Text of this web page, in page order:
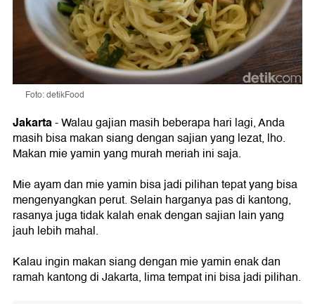
Foto: detikFood
Jakarta- Walau gajian masih beberapa hari lagi, Anda
masih bisa makan siang dengan sajian yang lezat, lho.
Makan mie yamin yang murah meriah ini saja.
Mie ayam dan mie yamin bisa jadi pilihan tepat yang bisa
mengenyangkan perut. Selain harganya pas di kantong,
rasanya juga tidak kalah enak dengan sajian lain yang
jauh lebih mahal.
Kalau ingin makan siang dengan mie yamin enak dan
ramah kantong di Jakarta, lima tempat ini bisa jadi pilihan.